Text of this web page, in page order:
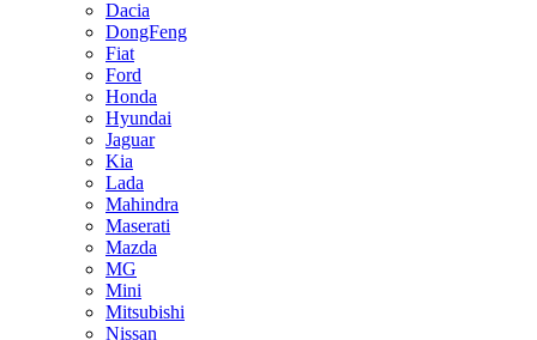
Dacia
DongFeng
Fiat
Ford
Honda
Hyundai
Jaguar
Kia
Lada
Mahindra
Maserati
Mazda
MG
Mini
Mitsubishi
Nissan